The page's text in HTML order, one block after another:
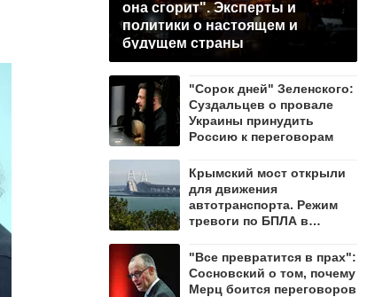
она сгорит". Эксперты и
политики о настоящем и
будущем страны
"Сорок дней" Зеленского:
Суздальцев о провале
Украины принудить
Россию к переговорам
Крымский мост открыли
для движения
автотранспорта. Режим
тревоги по БПЛА в
"Все превратится в прах":
Сосновский о том, почему
Мерц боится переговоров